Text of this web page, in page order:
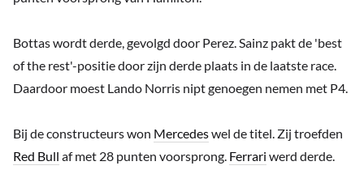
Bottas wordt derde, gevolgd door Perez. Sainz pakt de 'best
of the rest'-positie door zijn derde plaats in de laatste race.
Daardoor moest Lando Norris nipt genoegen nemen met P4.
Bij de constructeurs won Mercedeswel de titel. Zij troefden
Red Bull af met 28 punten voorsprong. Ferrari werd derde.